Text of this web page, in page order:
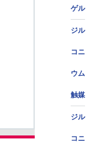
ゲル
ジル
コニ
ウム
触媒
ジル
コニ